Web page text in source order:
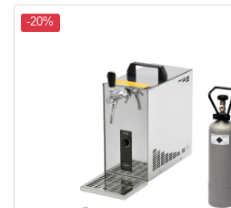
-20%